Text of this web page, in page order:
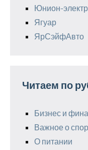
Юнион-
Ягуар
ЯрСэйфАвто
Читаем по
Бизнес и
Важное о
О питании